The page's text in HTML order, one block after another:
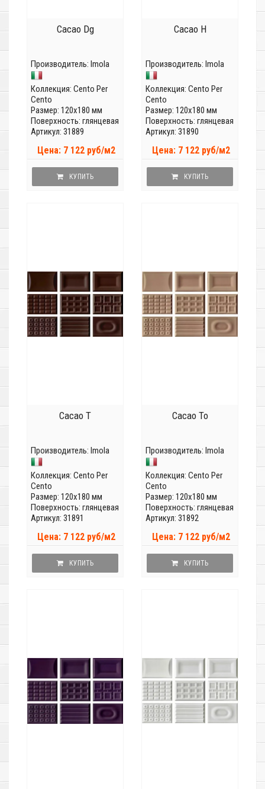
Cacao Dg
Производитель: Imola
Коллекция: Cento Per
Cento
Размер: 120x180 мм
Поверхность: глянцевая
Артикул: 31889
Цена: 7 122 руб/м2
КУПИТЬ
Cacao H
Производитель: Imola
Коллекция: Cento Per
Cento
Размер: 120x180 мм
Поверхность: глянцевая
Артикул: 31890
Цена: 7 122 руб/м2
КУПИТЬ
Cacao T
Производитель: Imola
Коллекция: Cento Per
Cento
Размер: 120x180 мм
Поверхность: глянцевая
Артикул: 31891
Цена: 7 122 руб/м2
КУПИТЬ
Cacao To
Производитель: Imola
Коллекция: Cento Per
Cento
Размер: 120x180 мм
Поверхность: глянцевая
Артикул: 31892
Цена: 7 122 руб/м2
КУПИТЬ